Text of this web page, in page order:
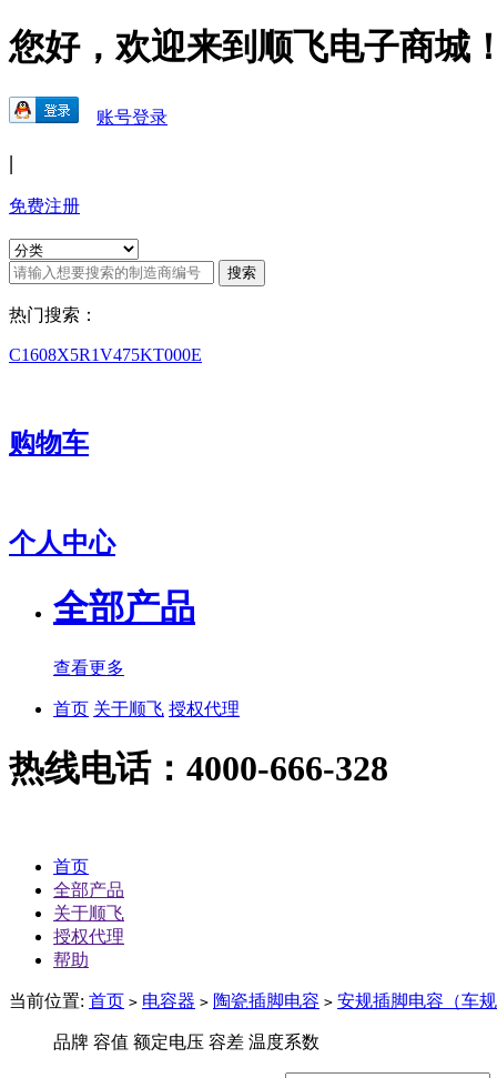
您好，欢迎来到顺飞电子商城
账号登录
|
免费注册
热门搜索：
C1608X5R1V475KT000E
购物车
个人中心
全部产品
查看更多
首页 关于顺飞 授权代理
热线电话：4000-666-328
首页
全部产品
关于顺飞
授权代理
帮助
当前位置: 首页 > 电容器 > 陶瓷插脚电容 > 安规插脚电容（车
品牌 容值 额定电压 容差 温度系数